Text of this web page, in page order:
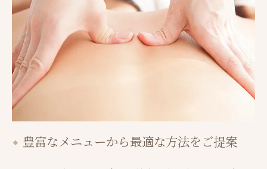
豊富なメニューから最適な方法をご提案